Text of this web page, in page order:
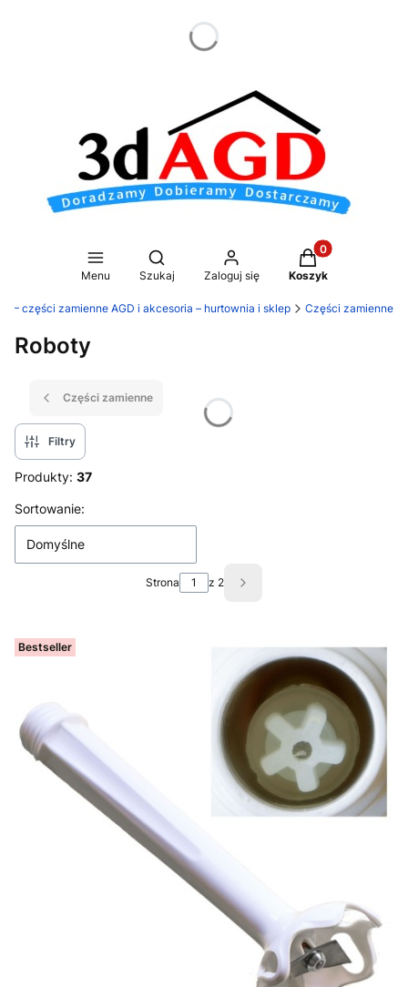
dnia
Menu
Otwórz wyszukiwarkę
Szukaj Zaloguj się
Produkty w
Koszyk
– części zamienne AGD i akcesoria – hurtownia i sklep Części zamienne
Roboty
Części zamienne
Filtry
Produkty: 37
Lista produktów
Sortowanie:
Domyślne
Strona z 2 Następne produkty
Bestseller